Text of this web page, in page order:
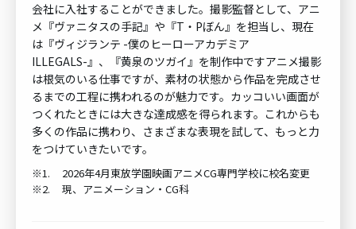
会社に入社することができました。撮影監督として、アニ
メ『ヴァニタスの手記』や『T・Pぼん』を担当し、現在
は『ヴィジランテ -僕のヒーローアカデミア
ILLEGALS-』、『黄泉のツガイ』を制作中ですアニメ撮影
は根気のいる仕事ですが、素材の状態から作品を完成させ
るまでの工程に携われるのが魅力です。カッコいい画面が
つくれたときには大きな達成感を得られます。これからも
多くの作品に携わり、さまざまな表現を試して、もっと力
をつけていきたいです。
※1.
2026年4月東放学園映画アニメCG専門学校に校名変更
※2.
現、アニメーション・CG科